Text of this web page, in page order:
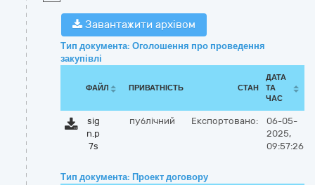
Завантажити архівом
Тип документа: Оголошення про проведення
закупівлі
ФАЙЛ ПРИВАТНІСТЬ СТАН
ДАТА
ТА
ЧАС
sig
n.p
7s
публічний Експортовано:
06-05-
2025,
09:57:26
Тип документа: Проект договору